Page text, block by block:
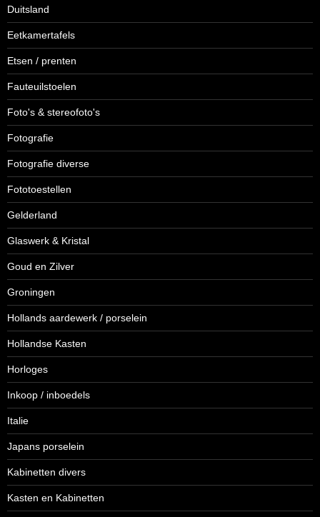
Duitsland
Eetkamertafels
Etsen / prenten
Fauteuilstoelen
Foto's & stereofoto's
Fotografie
Fotografie diverse
Fototoestellen
Gelderland
Glaswerk & Kristal
Goud en Zilver
Groningen
Hollands aardewerk / porselein
Hollandse Kasten
Horloges
Inkoop / inboedels
Italie
Japans porselein
Kabinetten divers
Kasten en Kabinetten